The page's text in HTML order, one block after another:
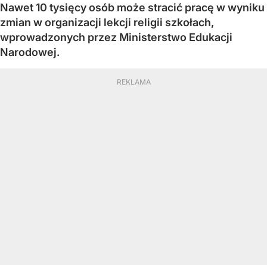
Nawet 10 tysięcy osób może stracić pracę w wyniku
zmian w organizacji lekcji religii szkołach,
wprowadzonych przez Ministerstwo Edukacji
Narodowej.